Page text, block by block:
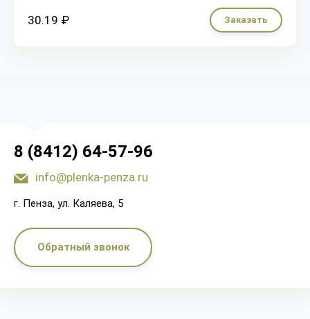
30.19 ₽ Заказать
8 (8412) 64-57-96
info@plenka-penza.ru
г. Пенза, ул. Каляева, 5
Обратный звонок